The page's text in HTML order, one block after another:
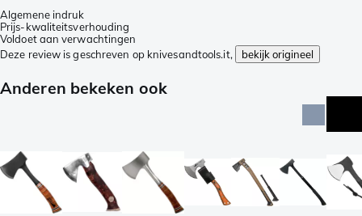
Algemene indruk
Prijs-kwaliteitsverhouding
Voldoet aan verwachtingen
Deze review is geschreven op knivesandtools.it,
bekijk origineel
Anderen bekeken ook